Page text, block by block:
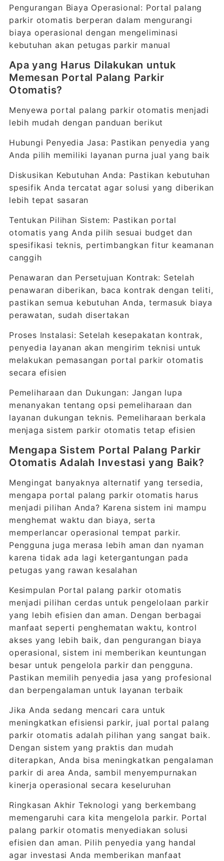
Pengurangan Biaya Operasional: Portal palang
parkir otomatis berperan dalam mengurangi
biaya operasional dengan mengeliminasi
kebutuhan akan petugas parkir manual
Apa yang Harus Dilakukan untuk
Memesan Portal Palang Parkir
Otomatis?
Menyewa portal palang parkir otomatis menjadi
lebih mudah dengan panduan berikut
Hubungi Penyedia Jasa: Pastikan penyedia yang
Anda pilih memiliki layanan purna jual yang baik
Diskusikan Kebutuhan Anda: Pastikan kebutuhan
spesifik Anda tercatat agar solusi yang diberikan
lebih tepat sasaran
Tentukan Pilihan Sistem: Pastikan portal
otomatis yang Anda pilih sesuai budget dan
spesifikasi teknis, pertimbangkan fitur keamanan
canggih
Penawaran dan Persetujuan Kontrak: Setelah
penawaran diberikan, baca kontrak dengan teliti,
pastikan semua kebutuhan Anda, termasuk biaya
perawatan, sudah disertakan
Proses Instalasi: Setelah kesepakatan kontrak,
penyedia layanan akan mengirim teknisi untuk
melakukan pemasangan portal parkir otomatis
secara efisien
Pemeliharaan dan Dukungan: Jangan lupa
menanyakan tentang opsi pemeliharaan dan
layanan dukungan teknis. Pemeliharaan berkala
menjaga sistem parkir otomatis tetap efisien
Mengapa Sistem Portal Palang Parkir
Otomatis Adalah Investasi yang Baik?
Mengingat banyaknya alternatif yang tersedia,
mengapa portal palang parkir otomatis harus
menjadi pilihan Anda? Karena sistem ini mampu
menghemat waktu dan biaya, serta
memperlancar operasional tempat parkir.
Pengguna juga merasa lebih aman dan nyaman
karena tidak ada lagi ketergantungan pada
petugas yang rawan kesalahan
Kesimpulan Portal palang parkir otomatis
menjadi pilihan cerdas untuk pengelolaan parkir
yang lebih efisien dan aman. Dengan berbagai
manfaat seperti penghematan waktu, kontrol
akses yang lebih baik, dan pengurangan biaya
operasional, sistem ini memberikan keuntungan
besar untuk pengelola parkir dan pengguna.
Pastikan memilih penyedia jasa yang profesional
dan berpengalaman untuk layanan terbaik
Jika Anda sedang mencari cara untuk
meningkatkan efisiensi parkir, jual portal palang
parkir otomatis adalah pilihan yang sangat baik.
Dengan sistem yang praktis dan mudah
diterapkan, Anda bisa meningkatkan pengalaman
parkir di area Anda, sambil menyempurnakan
kinerja operasional secara keseluruhan
Ringkasan Akhir Teknologi yang berkembang
memengaruhi cara kita mengelola parkir. Portal
palang parkir otomatis menyediakan solusi
efisien dan aman. Pilih penyedia yang handal
agar investasi Anda memberikan manfaat